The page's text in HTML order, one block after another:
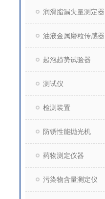
润滑脂漏失量测定器
油液金属磨粒传感器
起泡趋势试验器
测试仪
检测装置
防锈性能抛光机
药物测定仪器
污染物含量测定仪